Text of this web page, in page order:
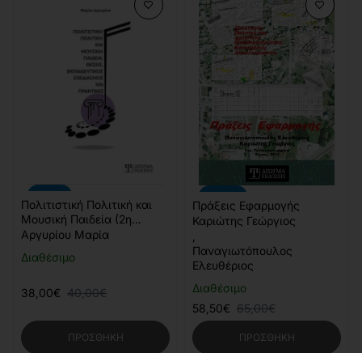
Διαθέσιμο
Πολιτιστική Πολιτική και
Μουσική Παιδεία (2η
έκδοση)
Αργυρίου Μαρία
38,00€ 40,00€
ΠΡΟΣΘΉΚΗ
-10%
Διαθέσιμο
Πράξεις Εφαρμογής
Καριώτης Γεώργιος
Παναγιωτόπουλος
Ελευθέριος
58,50€ 65,00€
ΠΡΟΣΘΉΚΗ